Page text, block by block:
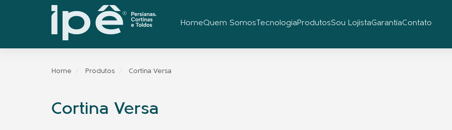
HomeQuem SomosTecnologiaProdutosSou LojistaGarantiaContato
Home Produtos Cortina Versa
Cortina Versa